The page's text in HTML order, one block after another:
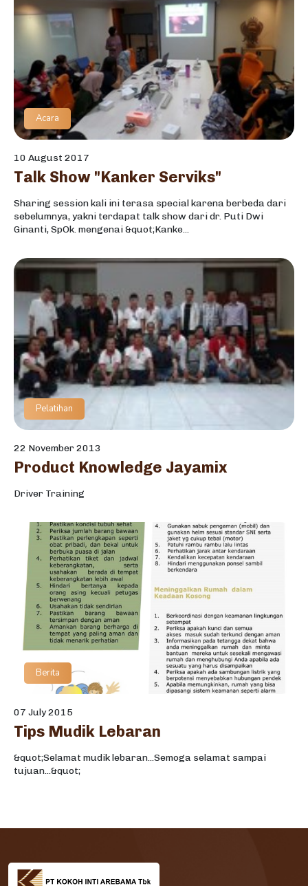
Acara
10 August 2017
Talk Show "Kanker Serviks"
Sharing session kali ini terasa special karena berbeda dari
sebelumnya, yakni terdapat talk show dari dr. Puti Dwi
Ginanti, SpOk. mengenai &quot;Kanke...
Pelatihan
22 November 2013
Product Knowledge Jayamix
Driver Training
Berita
07 July 2015
Tips Mudik Lebaran
&quot;Selamat mudik lebaran...Semoga selamat sampai
tujuan...&quot;